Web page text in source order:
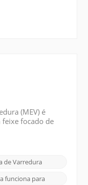
(MEV) é
focado de
detalhada de
um
ou uma pistola de
um feixe de
de Varredura
funciona para